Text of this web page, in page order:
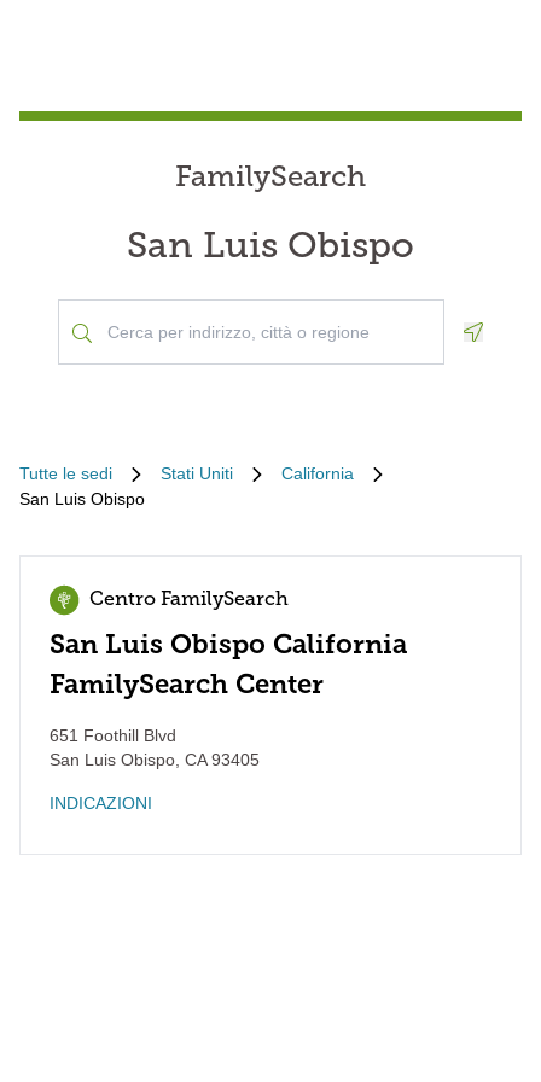
FamilySearch
San Luis Obispo
Tutte le sedi Stati Uniti
California
San Luis Obispo
Centro FamilySearch
San Luis Obispo California
FamilySearch Center
651 Foothill Blvd
San Luis Obispo CA93405
INDICAZIONI